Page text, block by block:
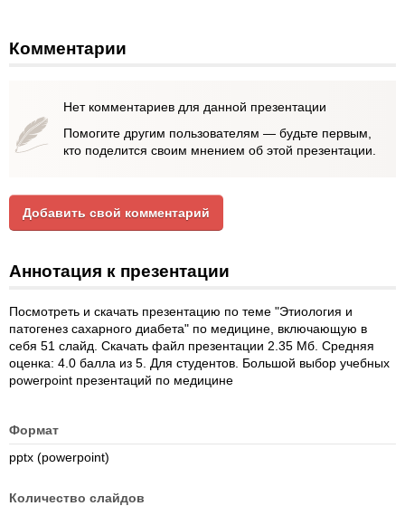
Комментарии
Нет комментариев для данной презентации
Помогите другим пользователям — будьте первым,
кто поделится своим мнением об этой презентации.
Добавить свой комментарий
Аннотация к презентации
Посмотреть и скачать презентацию по теме "Этиология и
патогенез сахарного диабета" по медицине, включающую в
себя 51 слайд. Скачать файл презентации 2.35 Мб. Средняя
оценка: 4.0 балла из 5. Для студентов. Большой выбор учебных
powerpoint презентаций по медицине
Формат
pptx (powerpoint)
Количество слайдов